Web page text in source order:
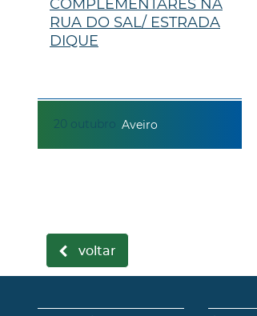
20 outubro
COMPLEMENTARES NA
RUA DO SAL/ ESTRADA
DIQUE
Aveiro
voltar